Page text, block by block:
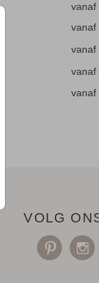
vanaf
vanaf
vanaf
vanaf
vanaf
VOLG